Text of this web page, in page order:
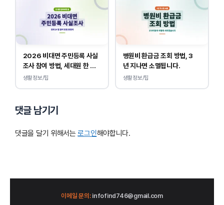
2026 비대면 주민등록 사실
조사 참여 방법, 세대원 한 명
만 하면 됩니다.
생활정보/팁
병원비 환급금 조회 방법, 3
년 지나면 소멸됩니다.
생활정보/팁
댓글 남기기
댓글을 달기 위해서는로그인해야합니다.
이메일 문의:infofind746@gmail.com